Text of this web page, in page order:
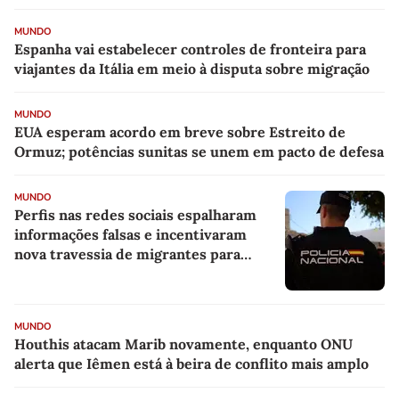
MUNDO
Espanha vai estabelecer controles de fronteira para
viajantes da Itália em meio à disputa sobre migração
MUNDO
EUA esperam acordo em breve sobre Estreito de
Ormuz; potências sunitas se unem em pacto de defesa
MUNDO
Perfis nas redes sociais espalharam
informações falsas e incentivaram
nova travessia de migrantes para
MUNDO
Houthis atacam Marib novamente, enquanto ONU
alerta que Iêmen está à beira de conflito mais amplo